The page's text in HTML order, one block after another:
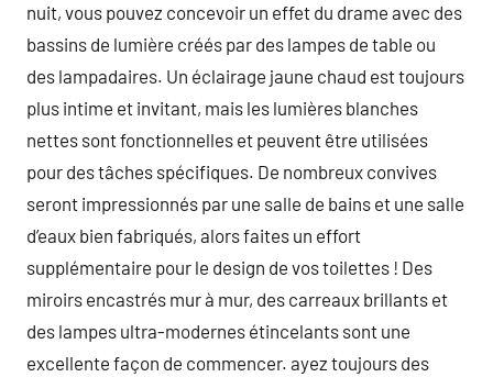
nuit, vous pouvez concevoir un effet du drame avec des
bassins de lumière créés par des lampes de table ou
des lampadaires. Un éclairage jaune chaud est toujours
plus intime et invitant, mais les lumières blanches
nettes sont fonctionnelles et peuvent être utilisées
pour des tâches spécifiques. De nombreux convives
seront impressionnés par une salle de bains et une salle
d’eaux bien fabriqués, alors faites un effort
supplémentaire pour le design de vos toilettes ! Des
miroirs encastrés mur à mur, des carreaux brillants et
des lampes ultra-modernes étincelants sont une
excellente façon de commencer. ayez toujours des